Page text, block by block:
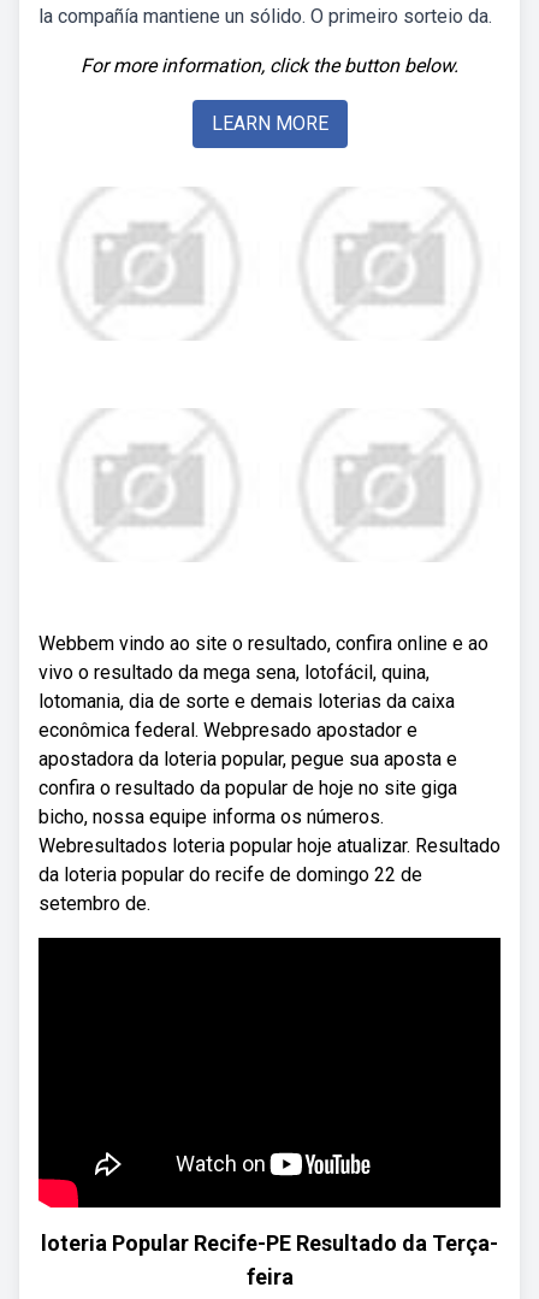
la compañía mantiene un sólido. O primeiro sorteio da.
For more information, click the button below.
LEARN MORE
Webbem vindo ao site o resultado, confira online e ao
vivo o resultado da mega sena, lotofácil, quina,
lotomania, dia de sorte e demais loterias da caixa
econômica federal. Webpresado apostador e
apostadora da loteria popular, pegue sua aposta e
confira o resultado da popular de hoje no site giga
bicho, nossa equipe informa os números.
Webresultados loteria popular hoje atualizar. Resultado
da loteria popular do recife de domingo 22 de
setembro de.
loteria Popular Recife-PE Resultado da Terça-
feira